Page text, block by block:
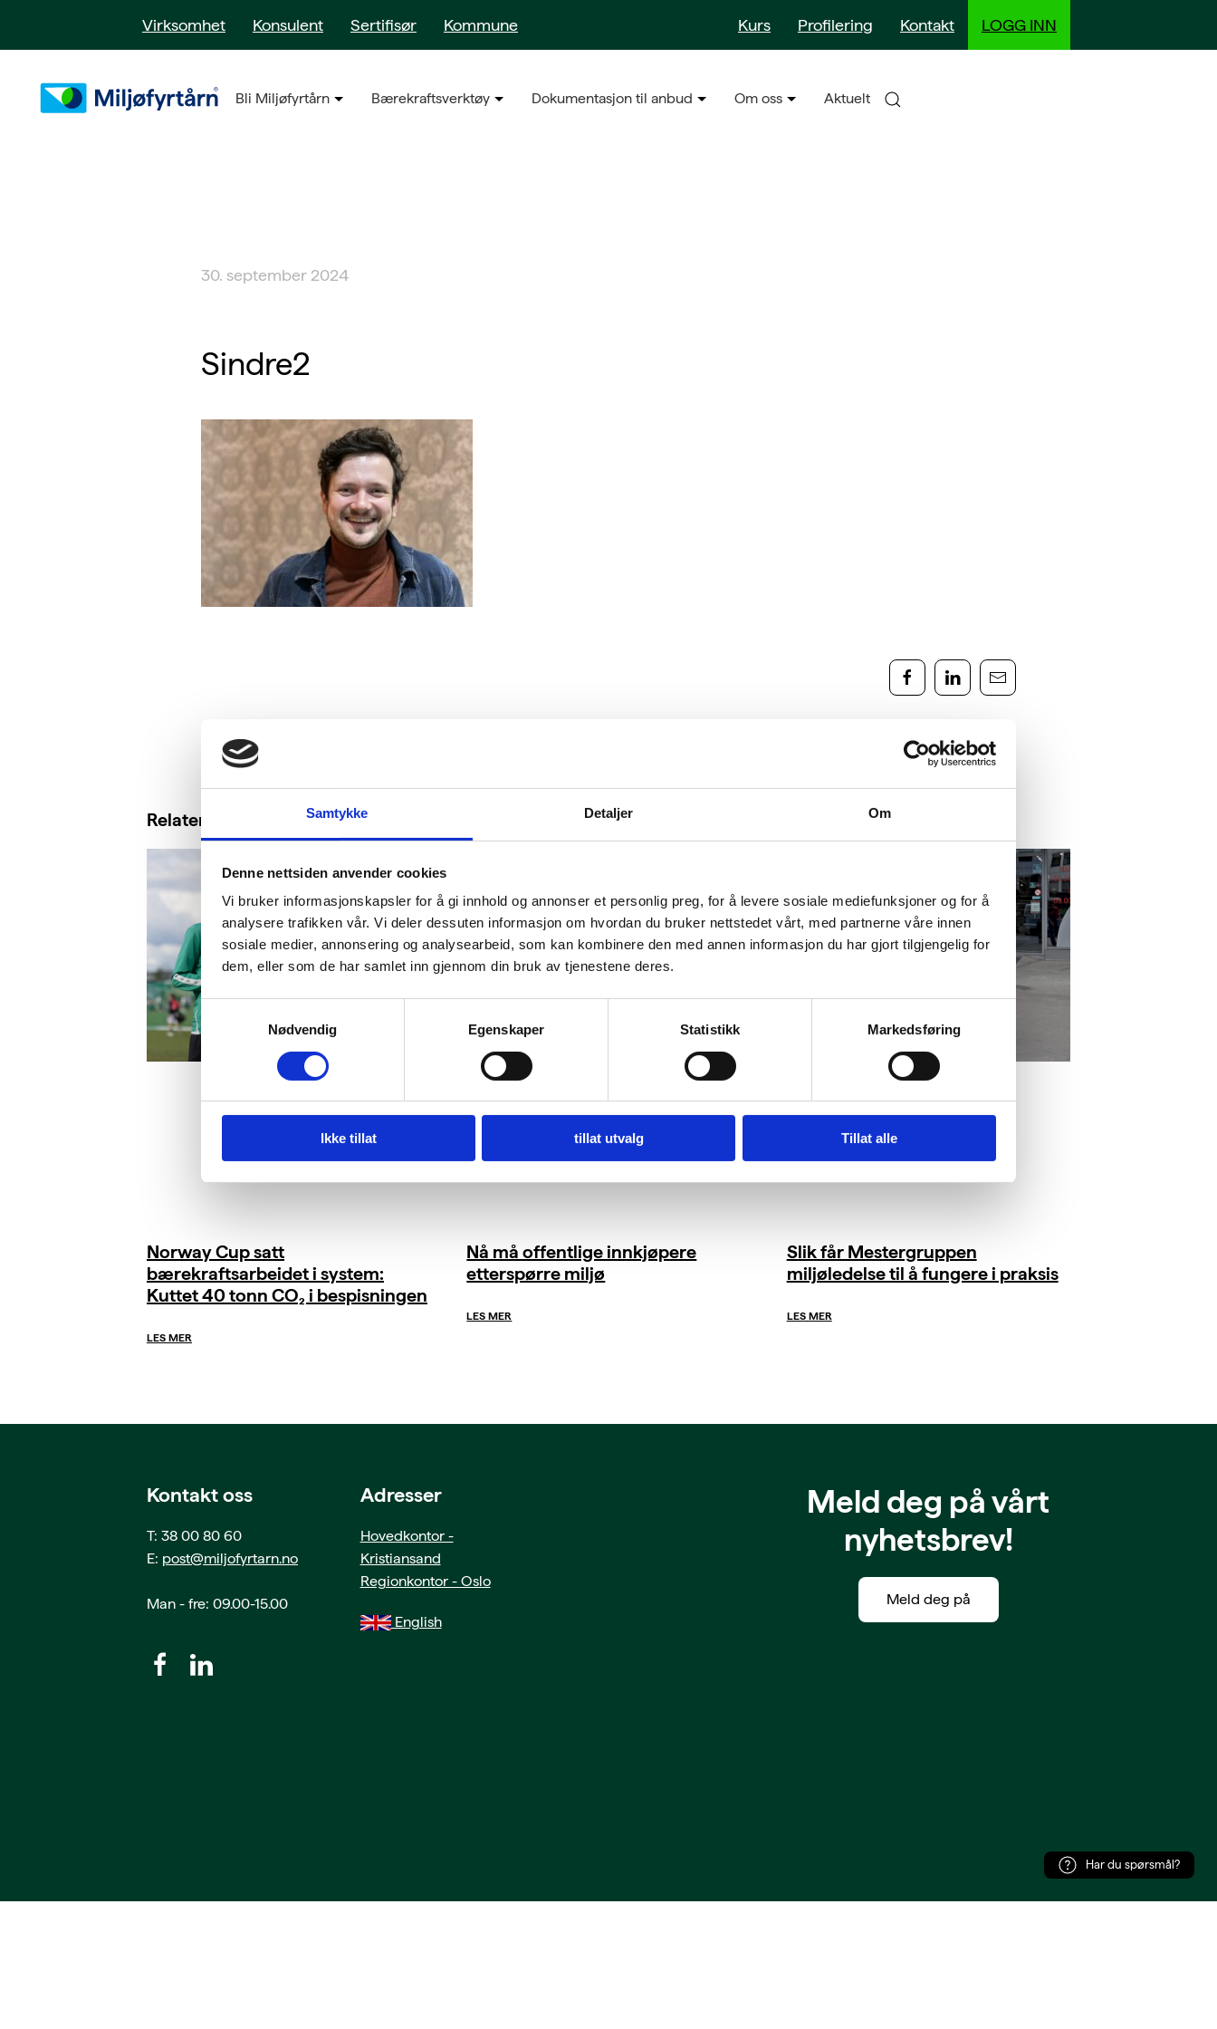
Samtykke Detaljer Om
Denne nettsiden anvender cookies
Vi bruker informasjonskapsler for å gi innhold og annonser et personlig preg, for å levere sosiale mediefunksjoner og for å
analysere trafikken vår. Vi deler dessuten informasjon om hvordan du bruker nettstedet vårt, med partnerne våre innen
sosiale medier, annonsering og analysearbeid, som kan kombinere den med annen informasjon du har gjort tilgjengelig for
dem, eller som de har samlet inn gjennom din bruk av tjenestene deres.
Nødvendig
Egenskaper Statistikk Markedsføring
Ikke tillat tillat utvalg Tillat alle
Virksomhet Konsulent Sertifisør Kommune Kurs Profilering Kontakt LOGG INN
Bli Miljøfyrtårn Bærekraftsverktøy Dokumentasjon til anbud Om oss Aktuelt
30. september 2024
Sindre2
Relaterte saker
Norway Cup satt
bærekraftsarbeidet i system:
Kuttet 40 tonn CO₂ i bespisningen
LES MER
Nå må offentlige innkjøpere
etterspørre miljø
LES MER
Slik får Mestergruppen
miljøledelse til å fungere i praksis
LES MER
Kontakt oss
T: 38 00 80 60
E: post@miljofyrtarn.no
Man - fre: 09.00-15.00
Adresser
Hovedkontor -
Kristiansand
Regionkontor - Oslo
English
Meld deg på vårt
nyhetsbrev!
Meld deg på
Har du spørsmål?